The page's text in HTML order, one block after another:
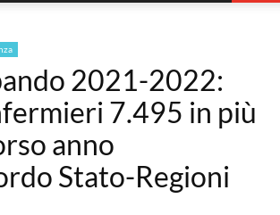
2021-2022:
7.495 in più
anno
Stato-Regioni